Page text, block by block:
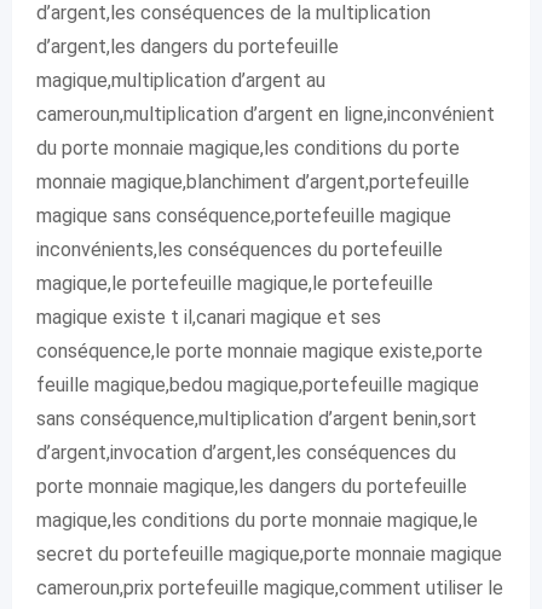
d’argent,les conséquences de la multiplication
d’argent,les dangers du portefeuille
magique,multiplication d’argent au
cameroun,multiplication d’argent en ligne,inconvénient
du porte monnaie magique,les conditions du porte
monnaie magique,blanchiment d’argent,portefeuille
magique sans conséquence,portefeuille magique
inconvénients,les conséquences du portefeuille
magique,le portefeuille magique,le portefeuille
magique existe t il,canari magique et ses
conséquence,le porte monnaie magique existe,porte
feuille magique,bedou magique,portefeuille magique
sans conséquence,multiplication d’argent benin,sort
d’argent,invocation d’argent,les conséquences du
porte monnaie magique,les dangers du portefeuille
magique,les conditions du porte monnaie magique,le
secret du portefeuille magique,porte monnaie magique
cameroun,prix portefeuille magique,comment utiliser le